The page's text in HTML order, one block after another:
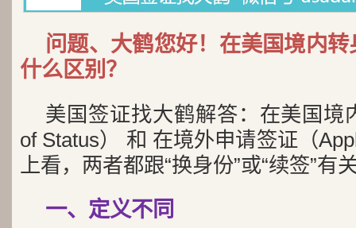
问题、大鹤您好！在美国境内
什么区别？
美国签证找大鹤解答：在美国境
of Status） 和 在境外申请签证（
上看，两者都跟“换身份”或“续签”有
一、定义不同